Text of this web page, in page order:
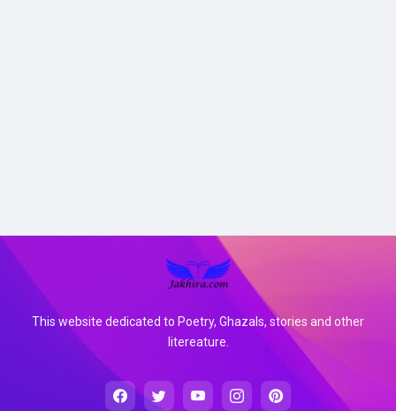
This website dedicated to Poetry, Ghazals, stories and other
litereature.